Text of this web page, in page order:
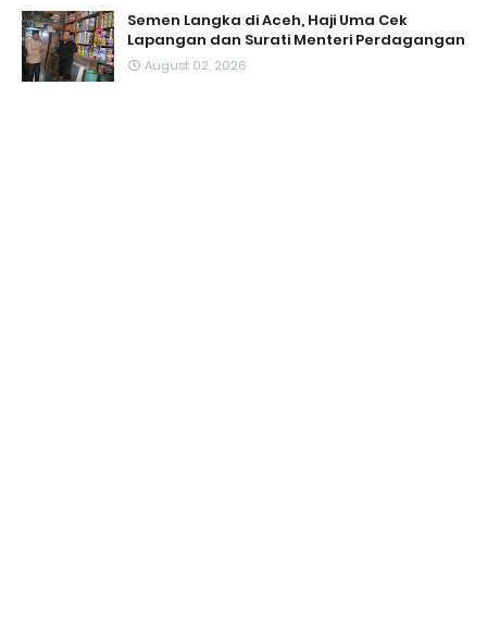
Semen Langka di Aceh, Haji Uma Cek
Lapangan dan Surati Menteri Perdagangan
August 02, 2026